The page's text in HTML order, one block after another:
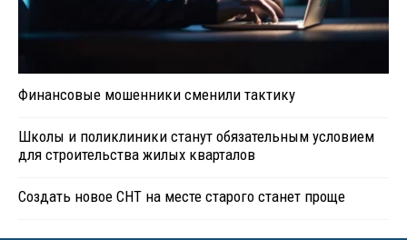
Финансовые мошенники сменили тактику
Школы и поликлиники станут обязательным условием
для строительства жилых кварталов
Создать новое СНТ на месте старого станет проще